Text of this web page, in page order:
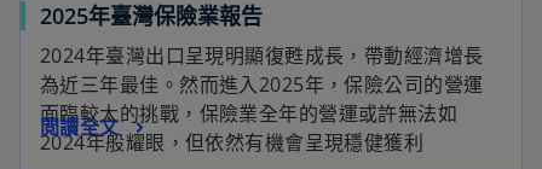
2025年臺灣保險業報告
2024年臺灣出口呈現明顯復甦成長，帶動經濟增長
為近三年最佳。然而進入2025年，保險公司的營運
面臨較大的挑戰，保險業全年的營運或許無法如
2024年般耀眼，但依然有機會呈現穩健獲利
閲讀全文